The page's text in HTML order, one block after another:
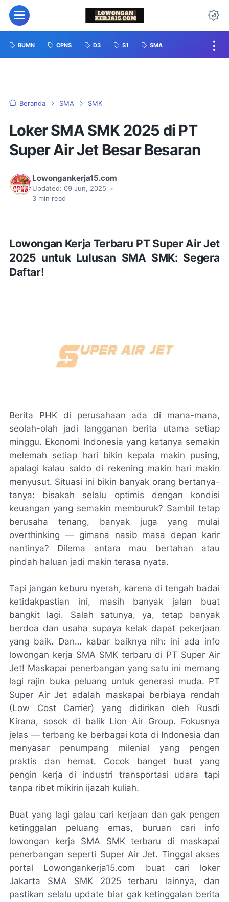
BUMN CPNS D3 S1 SMA
Beranda SMA SMK
Loker SMA SMK 2025 di PT
Super Air Jet Besar Besaran
Lowongankerja15.com
Updated: 09 Jun, 2025
•
3 min read
Lowongan Kerja Terbaru PT Super Air Jet
2025 untuk Lulusan SMA SMK: Segera
Daftar!
Berita PHK di perusahaan ada di mana-mana,
seolah-olah jadi langganan berita utama setiap
minggu. Ekonomi Indonesia yang katanya semakin
melemah setiap hari bikin kepala makin pusing,
apalagi kalau saldo di rekening makin hari makin
menyusut. Situasi ini bikin banyak orang bertanya-
tanya: bisakah selalu optimis dengan kondisi
keuangan yang semakin memburuk? Sambil tetap
berusaha tenang, banyak juga yang mulai
overthinking — gimana nasib masa depan karir
nantinya? Dilema antara mau bertahan atau
pindah haluan jadi makin terasa nyata.
Tapi jangan keburu nyerah, karena di tengah badai
ketidakpastian ini, masih banyak jalan buat
bangkit lagi. Salah satunya, ya, tetap banyak
berdoa dan usaha supaya kelak dapat pekerjaan
yang baik. Dan… kabar baiknya nih: ini ada info
lowongan kerja SMA SMK terbaru di PT Super Air
Jet! Maskapai penerbangan yang satu ini memang
lagi rajin buka peluang untuk generasi muda. PT
Super Air Jet adalah maskapai berbiaya rendah
(Low Cost Carrier) yang didirikan oleh Rusdi
Kirana, sosok di balik Lion Air Group. Fokusnya
jelas — terbang ke berbagai kota di Indonesia dan
menyasar penumpang milenial yang pengen
praktis dan hemat. Cocok banget buat yang
pengin kerja di industri transportasi udara tapi
tanpa ribet mikirin ijazah kuliah.
Buat yang lagi galau cari kerjaan dan gak pengen
ketinggalan peluang emas, buruan cari info
lowongan kerja SMA SMK terbaru di maskapai
penerbangan seperti Super Air Jet. Tinggal akses
portal Lowongankerja15.com buat cari loker
Jakarta SMA SMK 2025 terbaru lainnya, dan
pastikan selalu update biar gak ketinggalan berita